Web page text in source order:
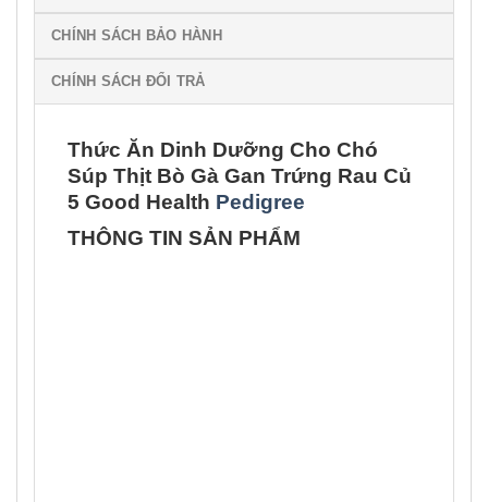
CHÍNH SÁCH BẢO HÀNH
CHÍNH SÁCH ĐỔI TRẢ
Thức Ăn Dinh Dưỡng Cho Chó
Súp Thịt Bò Gà Gan Trứng Rau Củ
5 Good Health Pedigree
THÔNG TIN SẢN PHẨM